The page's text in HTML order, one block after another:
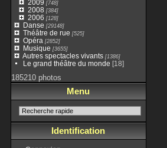
2009 [748]
2008 [384]
2006 [128]
Danse [29148]
Théâtre de rue [525]
Opéra [2852]
Musique [3655]
Autres spectacles vivants[1386]
Le grand théâtre du monde [18]
185210 photos
Menu
Identification